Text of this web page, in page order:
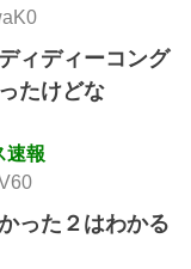
ィディーコング
たけどな
速報
った２はわかる